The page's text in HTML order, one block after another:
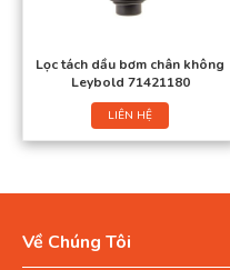
Lọc tách dầu bơm chân không
Leybold 71421180
LIÊN HỆ
Về Chúng Tôi